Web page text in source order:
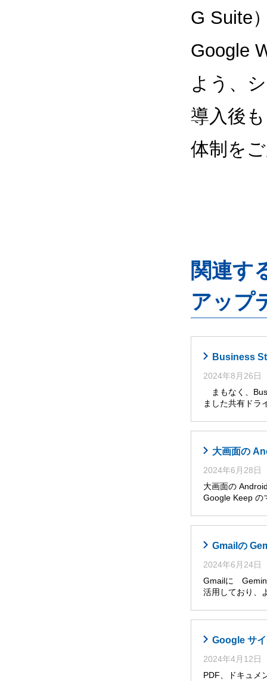
G Suite
Google
よう、
導入後
体制を
関連す
アップ
Business
2024年8月26日
まもなく、
ました共有ドラ
大画面の
2024年6月28日
大画面の
Google Keep の
Gmailの
2024年6月24日
Gmailに Gemini
活用しており、
Google サ
2024年4月12日
PDF、ドキュメ